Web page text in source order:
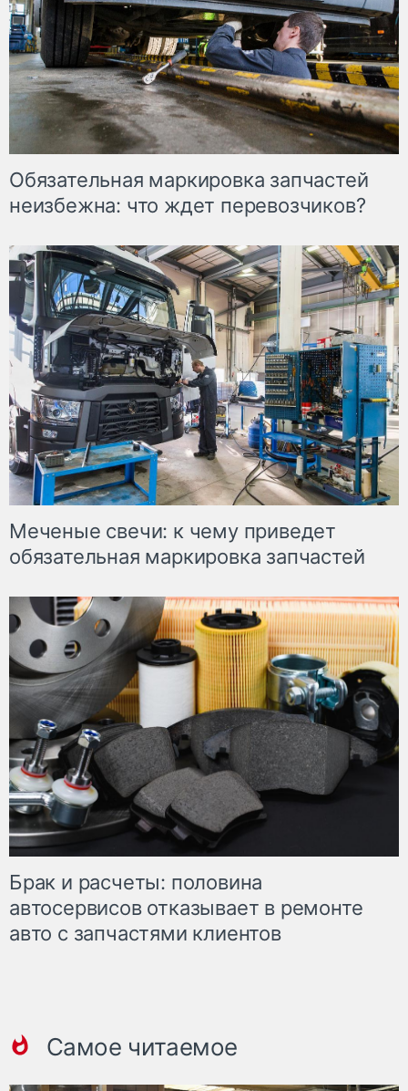
Обязательная маркировка запчастей
неизбежна: что ждет перевозчиков?
Меченые свечи: к чему приведет
обязательная маркировка запчастей
Брак и расчеты: половина
автосервисов отказывает в ремонте
авто с запчастями клиентов
Самое читаемое